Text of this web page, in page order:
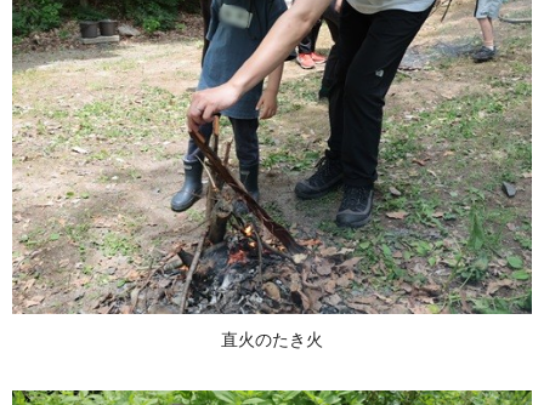
直火のたき火